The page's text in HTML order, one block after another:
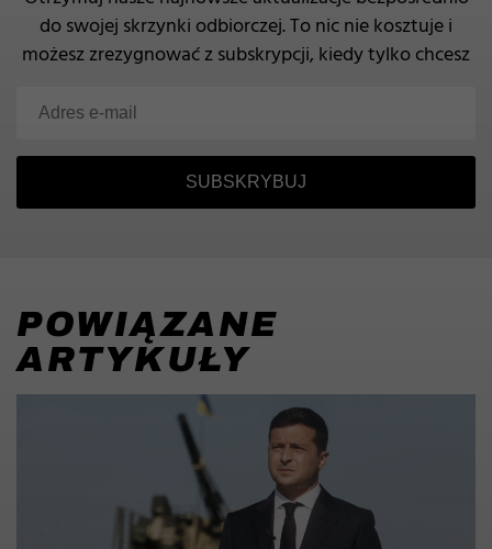
do swojej skrzynki odbiorczej.To nic nie kosztuje i
możesz zrezygnować z subskrypcji, kiedy tylko chcesz
SUBSKRYBUJ
POWIĄZANE
ARTYKUŁY